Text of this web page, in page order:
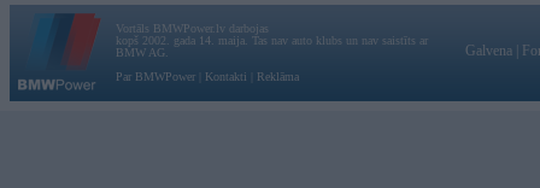
Vortāls BMWPower.lv darbojas
kopš 2002. gada 14. maija. Tas nav auto klubs un nav saistīts ar
BMW AG.
Par BMWPower
Kontakti Reklāma
Galvena